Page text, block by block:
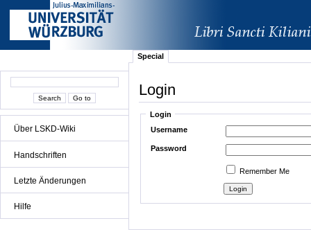
Über LSKD-Wiki
Handschriften
Letzte Änderungen
Hilfe
Special
Login
Login
Username
Password
Remember Me